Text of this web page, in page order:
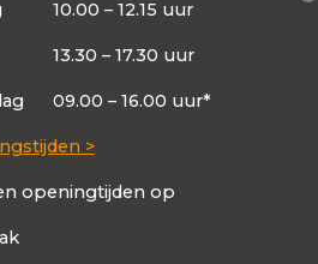
10.00 – 12.15 uur
13.30 – 17.30 uur
09.00 – 16.00 uur*
>
openingtijden op